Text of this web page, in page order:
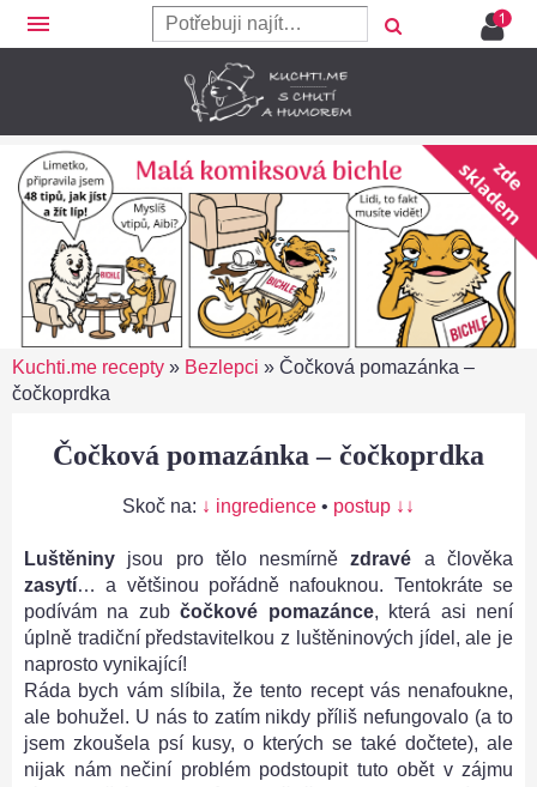
menu
Kuchti.me recepty » Bezlepci » Čočková pomazánka –
čočkoprdka
Čočková pomazánka – čočkoprdka
Skoč na: ↓ ingredience • postup ↓↓
Luštěniny jsou pro tělo nesmírnězdravé a člověka
zasytí… a většinou pořádně nafouknou. Tentokráte se
podívám na zubčočkové pomazánce, která asi není
úplně tradiční představitelkou z luštěninových jídel, ale je
naprosto vynikající!
Ráda bych vám slíbila, že tento recept vás nenafoukne,
ale bohužel. U nás to zatím nikdy příliš nefungovalo (a to
jsem zkoušela psí kusy, o kterých se také dočtete), ale
nijak nám nečiní problém podstoupit tuto obět v zájmu